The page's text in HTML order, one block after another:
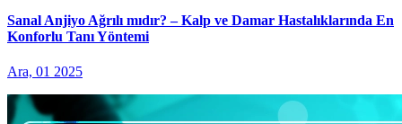
Sanal Anjiyo Ağrılı mıdır? – Kalp ve Damar Hastalıklarında En
Konforlu Tanı Yöntemi
Ara, 01 2025